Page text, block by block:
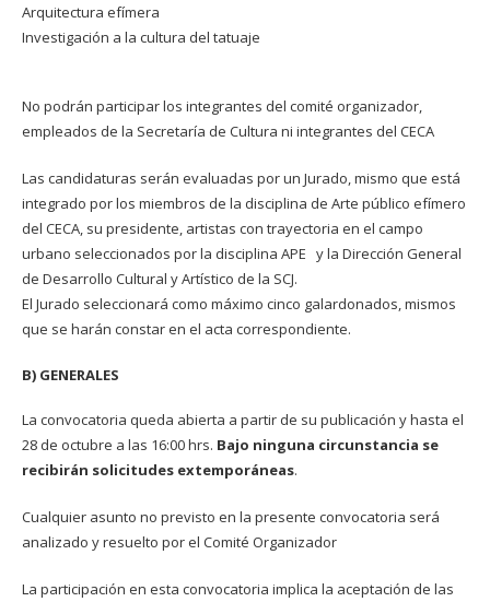
Arquitectura efímera
Investigación a la cultura del tatuaje
No podrán participar los integrantes del comité organizador,
empleados de la Secretaría de Cultura ni integrantes del CECA
Las candidaturas serán evaluadas por un Jurado, mismo que está
integrado por los miembros de la disciplina de Arte público efímero
del CECA, su presidente, artistas con trayectoria en el campo
urbano seleccionados por la disciplina APE y la Dirección General
de Desarrollo Cultural y Artístico de la SCJ.
El Jurado seleccionará como máximo cinco galardonados, mismos
que se harán constar en el acta correspondiente.
B) GENERALES
La convocatoria queda abierta a partir de su publicación y hasta el
28 de octubre a las 16:00 hrs. Bajo ninguna circunstancia se
recibirán solicitudes extemporáneas.
Cualquier asunto no previsto en la presente convocatoria será
analizado y resuelto por el Comité Organizador
La participación en esta convocatoria implica la aceptación de las